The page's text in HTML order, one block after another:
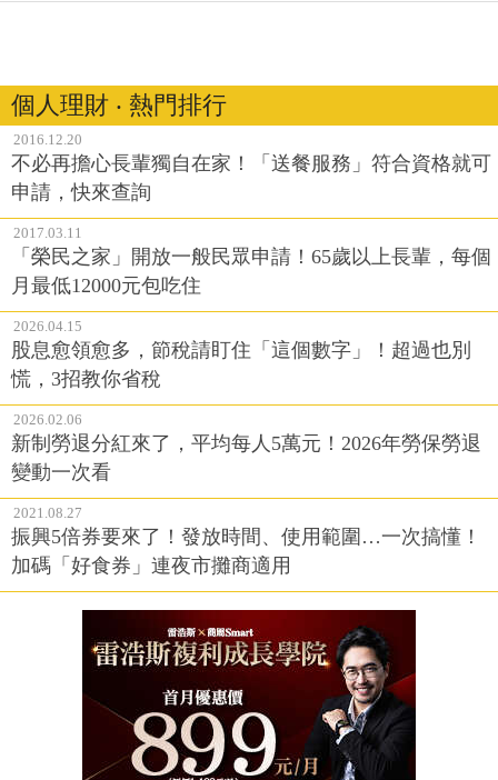
個人理財 ‧ 熱門排行
2016.12.20
不必再擔心長輩獨自在家！「送餐服務」符合資格就可
申請，快來查詢
2017.03.11
「榮民之家」開放一般民眾申請！65歲以上長輩，每個
月最低12000元包吃住
2026.04.15
股息愈領愈多，節稅請盯住「這個數字」！超過也別
慌，3招教你省稅
2026.02.06
新制勞退分紅來了，平均每人5萬元！2026年勞保勞退
變動一次看
2021.08.27
振興5倍券要來了！發放時間、使用範圍…一次搞懂！
加碼「好食券」連夜市攤商適用